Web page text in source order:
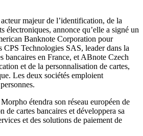
majeur de l’identification, de la
électroniques, annonce qu’elle a signé un
Banknote Corporation pour
CPS Technologies SAS, leader dans la
bancaires en France, et ABnote Czech
et de la personnalisation de cartes,
Les deux sociétés emploient
étendra son réseau européen de
de cartes bancaires et développera sa
et des solutions de paiement de